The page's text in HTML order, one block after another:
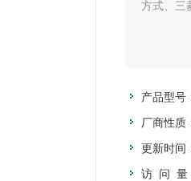
方式、三
产品型号
厂商性质
更新时间
访 问 量